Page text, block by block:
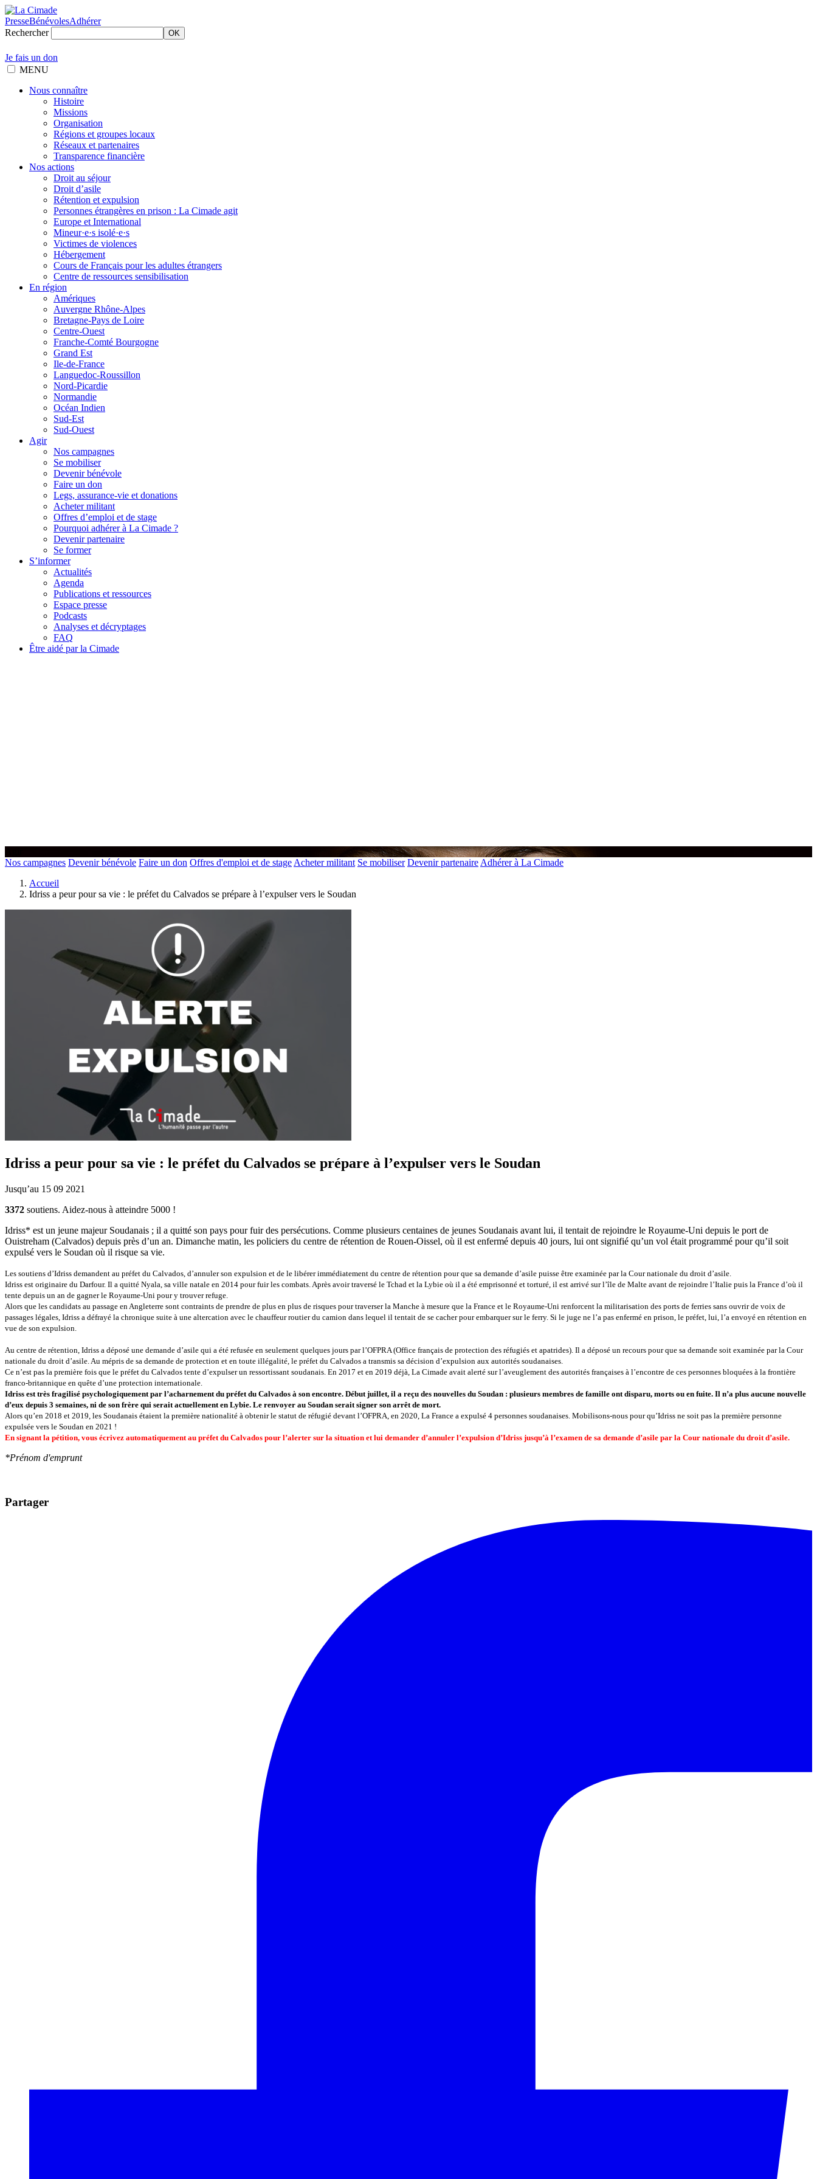
PresseBénévolesAdhérer
Rechercher
OK
Je fais un don
MENU
Nous connaître
Histoire
Missions
Organisation
Régions et groupes locaux
Réseaux et partenaires
Transparence financière
Nos actions
Droit au séjour
Droit d’asile
Rétention et expulsion
Personnes étrangères en prison : La Cimade agit
Europe et International
Mineur·e·s isolé·e·s
Victimes de violences
Hébergement
Cours de Français pour les adultes étrangers
Centre de ressources sensibilisation
En région
Amériques
Auvergne Rhône-Alpes
Bretagne-Pays de Loire
Centre-Ouest
Franche-Comté Bourgogne
Grand Est
Ile-de-France
Languedoc-Roussillon
Nord-Picardie
Normandie
Océan Indien
Sud-Est
Sud-Ouest
Agir
Nos campagnes
Se mobiliser
Devenir bénévole
Faire un don
Legs, assurance-vie et donations
Acheter militant
Offres d’emploi et de stage
Pourquoi adhérer à La Cimade ?
Devenir partenaire
Se former
S’informer
Actualités
Agenda
Publications et ressources
Espace presse
Podcasts
Analyses et décryptages
FAQ
Être aidé par la Cimade
Nos campagnes Devenir bénévole Faire un don Offres d'emploi et de stage Acheter militant Se mobiliser Devenir partenaire Adhérer à La Cimade
Accueil
Idriss a peur pour sa vie : le préfet du Calvados se prépare à l’expulser vers le Soudan
Idriss a peur pour sa vie : le préfet du Calvados se prépare à l’expulser vers le Soudan
Jusqu’au 15 09 2021
3372 soutiens. Aidez-nous à atteindre 5000 !
Idriss* est un jeune majeur Soudanais ; il a quitté son pays pour fuir des persécutions. Comme plusieurs centaines de jeunes Soudanais avant lui, il tentait de rejoindre le Royaume-Uni depuis le port de
Ouistreham (Calvados) depuis près d’un an. Dimanche matin, les policiers du centre de rétention de Rouen-Oissel, où il est enfermé depuis 40 jours, lui ont signifié qu’un vol était programmé pour qu’il soit
expulsé vers le Soudan où il risque sa vie.
Les soutiens d’Idriss demandent au préfet du Calvados, d’annuler son expulsion et de le libérer immédiatement du centre de rétention pour que sa demande d’asile puisse être examinée par la Cour nationale du droit d’asile.
Idriss est originaire du Darfour. Il a quitté Nyala, sa ville natale en 2014 pour fuir les combats. Après avoir traversé le Tchad et la Lybie où il a été emprisonné et torturé, il est arrivé sur l’île de Malte avant de rejoindre l’Italie puis la France d’où il
tente depuis un an de gagner le Royaume-Uni pour y trouver refuge.
Alors que les candidats au passage en Angleterre sont contraints de prendre de plus en plus de risques pour traverser la Manche à mesure que la France et le Royaume-Uni renforcent la militarisation des ports de ferries sans ouvrir de voix de
passages légales, Idriss a défrayé la chronique suite à une altercation avec le chauffeur routier du camion dans lequel il tentait de se cacher pour embarquer sur le ferry. Si le juge ne l’a pas enfermé en prison, le préfet, lui, l’a envoyé en rétention en
vue de son expulsion.
Au centre de rétention, Idriss a déposé une demande d’asile qui a été refusée en seulement quelques jours par l’OFPRA (Office français de protection des réfugiés et apatrides). Il a déposé un recours pour que sa demande soit examinée par la Cour
nationale du droit d’asile. Au mépris de sa demande de protection et en toute illégalité, le préfet du Calvados a transmis sa décision d’expulsion aux autorités soudanaises.
Ce n’est pas la première fois que le préfet du Calvados tente d’expulser un ressortissant soudanais. En 2017 et en 2019 déjà, La Cimade avait alerté sur l’aveuglement des autorités françaises à l’encontre de ces personnes bloquées à la frontière
franco-britannique en quête d’une protection internationale.
Idriss est très fragilisé psychologiquement par l’acharnement du préfet du Calvados à son encontre. Début juillet, il a reçu des nouvelles du Soudan : plusieurs membres de famille ont disparu, morts ou en fuite. Il n’a plus aucune nouvelle
d’eux depuis 3 semaines, ni de son frère qui serait actuellement en Lybie. Le renvoyer au Soudan serait signer son arrêt de mort.
Alors qu’en 2018 et 2019, les Soudanais étaient la première nationalité à obtenir le statut de réfugié devant l’OFPRA, en 2020, La France a expulsé 4 personnes soudanaises. Mobilisons-nous pour qu’Idriss ne soit pas la première personne
expulsée vers le Soudan en 2021 !
En signant la pétition, vous écrivez automatiquement au préfet du Calvados pour l’alerter sur la situation et lui demander d’annuler l’expulsion d’Idriss jusqu’à l’examen de sa demande d’asile par la Cour nationale du droit d’asile.
*Prénom d'emprunt
Partager